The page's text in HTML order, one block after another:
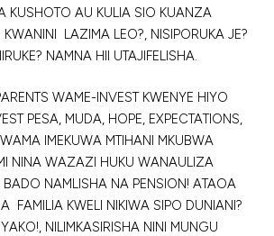
KUSHOTO AU KULIA SIO KUANZA
KWANINI LAZIMA LEO?, NISIPORUKA JE?
NAMNA HII UTAJIFELISHA.
WAME-INVEST KWENYE HIYO
PESA, MUDA, HOPE, EXPECTATIONS,
IMEKUWA MTIHANI MKUBWA
NINA WAZAZI HUKU WANAULIZA
BADO NAMLISHA NA PENSION! ATAOA
FAMILIA KWELI NIKIWA SIPO DUNIANI?
NILIMKASIRISHA NINI MUNGU